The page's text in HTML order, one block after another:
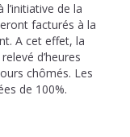
de la
facturés à la
A cet effet, la
d’heures
chômés. Les
de 100%.